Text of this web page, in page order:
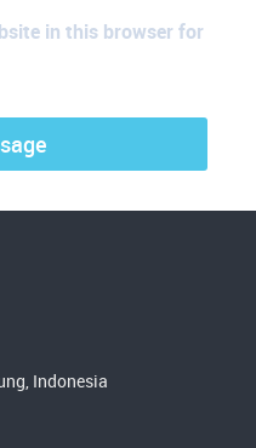
in this browser for
Indonesia